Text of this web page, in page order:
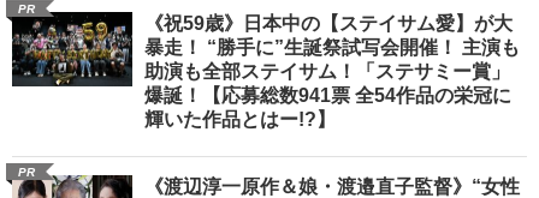
PR
《祝59歳》日本中の【ステイサム愛】が大
暴走！ “勝手に”生誕祭試写会開催！ 主演も
助演も全部ステイサム！「ステサミー賞」
爆誕！【応募総数941票 全54作品の栄冠に
輝いた作品とはー!?】
PR
《渡辺淳一原作＆娘・渡邉直子監督》“女性